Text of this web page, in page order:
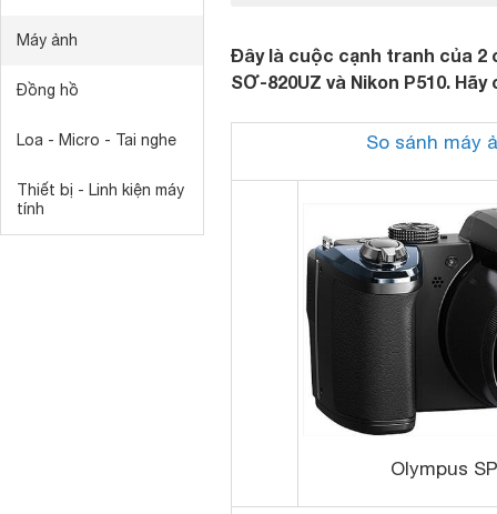
Máy ảnh
Đồng hồ
Loa - Micro - Tai nghe
Thiết bị - Linh kiện máy
tính
Đây là cuộc cạnh tranh của 2
SƠ-820UZ và Nikon P510.
So sánh máy
Olympus